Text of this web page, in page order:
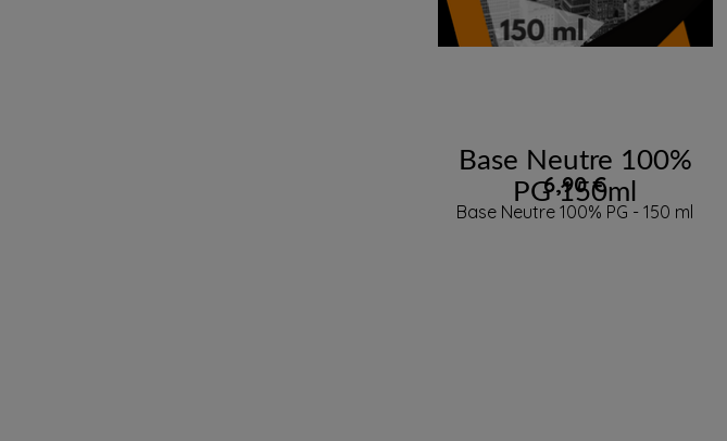
Base Neutre 100%
PG 150ml
Prix
6,90 €
Base Neutre 100% PG - 150 ml